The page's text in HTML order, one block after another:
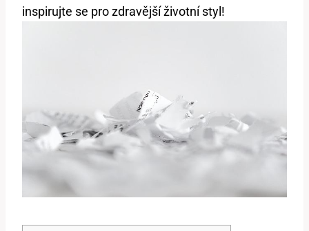
inspirujte se pro zdravější životní styl!